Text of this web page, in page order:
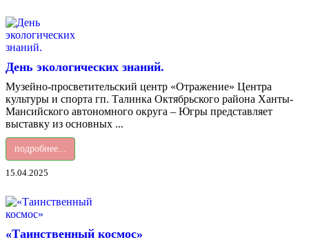
День экологических знаний.
Музейно-просветительский центр «Отражение» Центра
культуры и спорта гп. Талинка Октябрьского района Ханты-
Мансийского автономного округа – Югры представляет
выставку из основных ...
подробнее...
15.04.2025
«Таинственный космос»